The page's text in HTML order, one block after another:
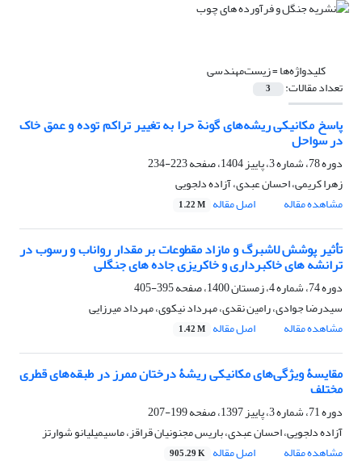
کلیدواژه‌ها =زیست‌مهندسی
تعداد مقالات: 3
پاسخ مکانیکی ریشه‌های گونة حرا به تغییر تراکم توده و عمق خاک
در سواحل
دوره 78، شماره 3، پاییز 1404، صفحه
223-234
زهرا کریمی، احسان عبدی، آزاده دلجویی
مشاهده مقاله
اصل مقاله 1.22 M
تأثیر پوشش لاشبرگ و مازاد مقطوعات بر مقدار رواناب و رسوب در
ترانشه های خاکبرداری و خاکریزی جاده های جنگلی
دوره 74، شماره 4، زمستان 1400، صفحه
395-405
سیدرضا جوادی، رامین نقدی، مهرداد نیکوی، مهرداد میرزایی
مشاهده مقاله
اصل مقاله 1.42 M
مقایسۀ ویژگی‌های مکانیکی ریشۀ درختان ممرز در طبقه‌های قطری
مختلف
دوره 71، شماره 3، پاییز 1397، صفحه
199-207
آزاده دلجویی، احسان عبدی، باریس مجنونیان قراقز، ماسیمیلیانو شوارتز
مشاهده مقاله
اصل مقاله 905.29 K